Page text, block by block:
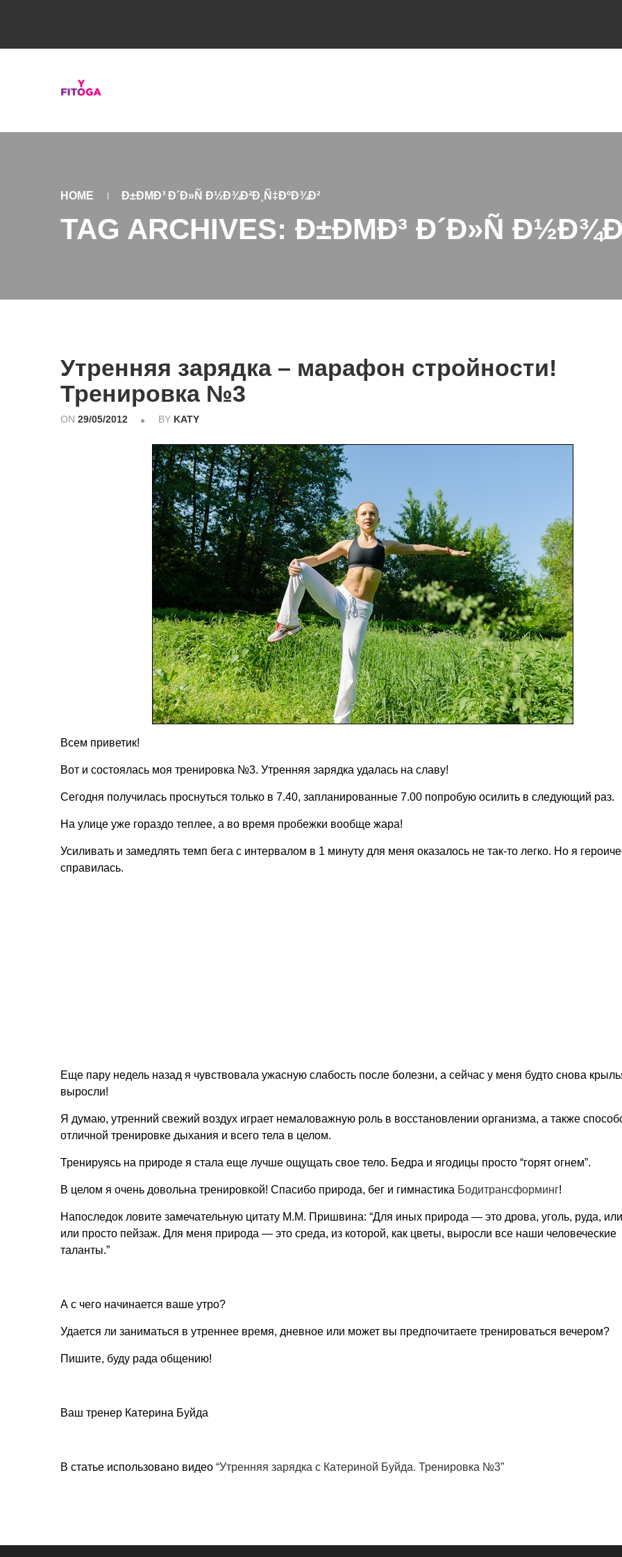
HOME Ð±ÐΜÐ³ Ð´Ð»Ñ Ð½Ð¾Ð²Ð¸Ñ‡ÐºÐ¾Ð²
TAG ARCHIVES: Ð±ÐΜÐ³ Ð´Ð»Ñ
Утренняя зарядка – марафон стройности!
Тренировка №3
ON 29/05/2012 BY KATY
Всем приветик!
Вот и состоялась моя тренировка №3. Утренняя зарядка удалась на славу!
Сегодня получилась проснуться только в 7.40, запланированные 7.00 попробую осилить в следующий раз.
На улице уже гораздо теплее, а во время пробежки вообще жара!
Усиливать и замедлять темп бега с интервалом в 1 минуту для меня оказалось не так-то легко. Но я
справилась.
Еще пару недель назад я чувствовала ужасную слабость после болезни, а сейчас у меня будто снова
выросли!
Я думаю, утренний свежий воздух играет немаловажную роль в восстановлении организма, а также
отличной тренировке дыхания и всего тела в целом.
Тренируясь на природе я стала еще лучше ощущать свое тело. Бедра и ягодицы просто “горят огнем”.
В целом я очень довольна тренировкой! Спасибо природа, бег и гимнастика Бодитрансформинг!
Напоследок ловите замечательную цитату М.М. Пришвина: “Для иных природа — это дрова, уголь, руда,
или просто пейзаж. Для меня природа — это среда, из которой, как цветы, выросли все наши человеческие
таланты.”
А с чего начинается ваше утро?
Удается ли заниматься в утреннее время, дневное или может вы предпочитаете тренироваться вечером?
Пишите, буду рада общению!
Ваш тренер Катерина Буйда
В статье использовано видео “Утренняя зарядка с Катериной Буйда. Тренировка №3”